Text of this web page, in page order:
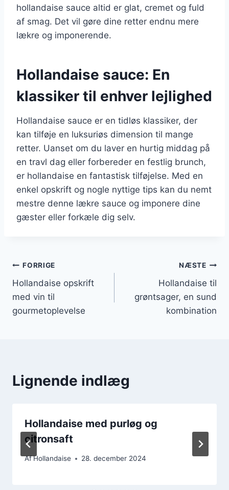
hollandaise sauce altid er glat, cremet og fuld
af smag. Det vil gøre dine retter endnu mere
lækre og imponerende.
Hollandaise sauce: En
klassiker til enhver lejlighed
Hollandaise sauce er en tidløs klassiker, der
kan tilføje en luksuriøs dimension til mange
retter. Uanset om du laver en hurtig middag på
en travl dag eller forbereder en festlig brunch,
er hollandaise en fantastisk tilføjelse. Med en
enkel opskrift og nogle nyttige tips kan du nemt
mestre denne lækre sauce og imponere dine
gæster eller forkæle dig selv.
Indlægsnavigation
FORRIGE
Hollandaise opskrift
med vin til
gourmetoplevelse
NÆSTE
Hollandaise til
grøntsager, en sund
kombination
Lignende indlæg
Hollandaise med purløg og
citronsaft
AfHollandaise 28. december 2024